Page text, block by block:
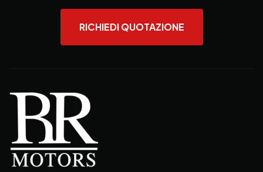
RICHIEDI QUOTAZIONE